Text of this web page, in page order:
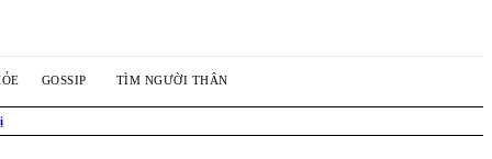
GOSSIP TÌM NGƯỜI THÂN